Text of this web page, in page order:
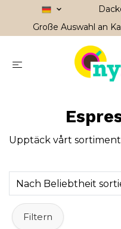
Große Auswahl an
Upptäck vårt sortiment
Filtern